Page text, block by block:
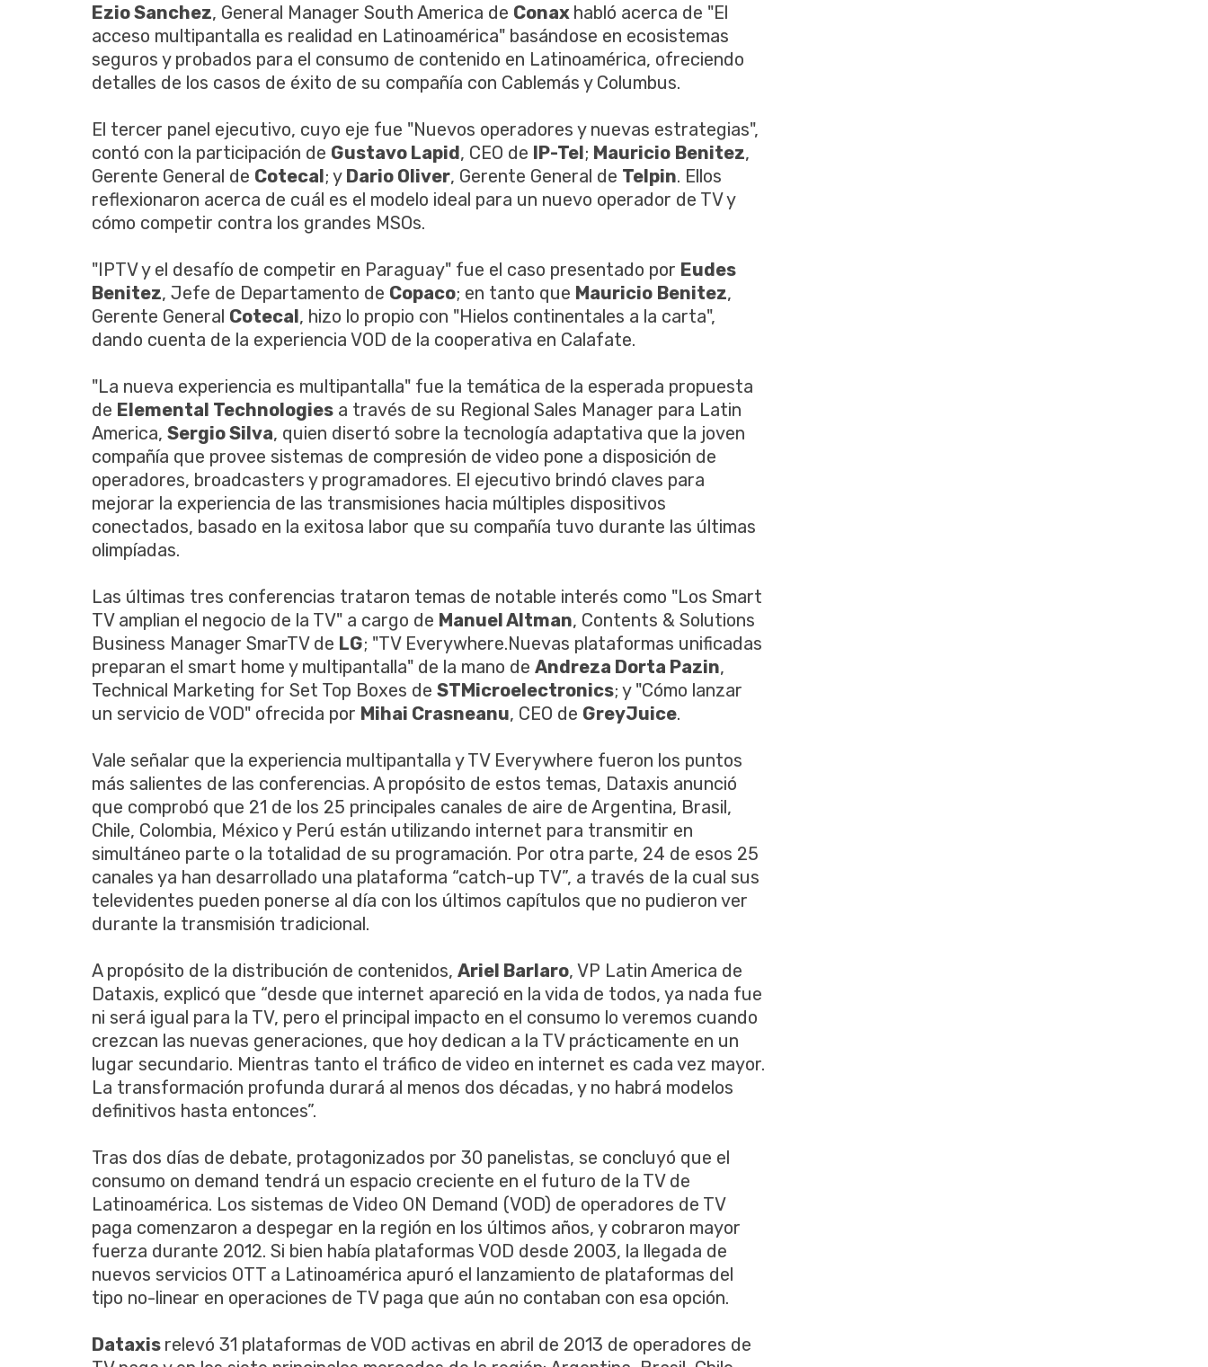
Ezio Sanchez, General Manager South America de Conax habló acerca de "El
acceso multipantalla es realidad en Latinoamérica" basándose en ecosistemas
seguros y probados para el consumo de contenido en Latinoamérica, ofreciendo
detalles de los casos de éxito de su compañía con Cablemás y Columbus.
El tercer panel ejecutivo, cuyo eje fue "Nuevos operadores y nuevas estrategias",
contó con la participación de Gustavo Lapid, CEO de IP-Tel; Mauricio Benitez,
Gerente General de Cotecal; y Dario Oliver, Gerente General de Telpin. Ellos
reflexionaron acerca de cuál es el modelo ideal para un nuevo operador de TV y
cómo competir contra los grandes MSOs.
"IPTV y el desafío de competir en Paraguay" fue el caso presentado por Eudes
Benitez, Jefe de Departamento de Copaco; en tanto que Mauricio Benitez,
Gerente General Cotecal, hizo lo propio con "Hielos continentales a la carta",
dando cuenta de la experiencia VOD de la cooperativa en Calafate.
"La nueva experiencia es multipantalla" fue la temática de la esperada propuesta
de Elemental Technologies a través de su Regional Sales Manager para Latin
America, Sergio Silva, quien disertó sobre la tecnología adaptativa que la joven
compañía que provee sistemas de compresión de video pone a disposición de
operadores, broadcasters y programadores. El ejecutivo brindó claves para
mejorar la experiencia de las transmisiones hacia múltiples dispositivos
conectados, basado en la exitosa labor que su compañía tuvo durante las últimas
olimpíadas.
Las últimas tres conferencias trataron temas de notable interés como "Los Smart
TV amplian el negocio de la TV" a cargo de Manuel Altman, Contents & Solutions
Business Manager SmarTV de LG; "TV Everywhere.Nuevas plataformas unificadas
preparan el smart home y multipantalla" de la mano de Andreza Dorta Pazin,
Technical Marketing for Set Top Boxes de STMicroelectronics; y "Cómo lanzar
un servicio de VOD" ofrecida por Mihai Crasneanu, CEO de GreyJuice.
Vale señalar que la experiencia multipantalla y TV Everywhere fueron los puntos
más salientes de las conferencias. A propósito de estos temas, Dataxis anunció
que comprobó que 21 de los 25 principales canales de aire de Argentina, Brasil,
Chile, Colombia, México y Perú están utilizando internet para transmitir en
simultáneo parte o la totalidad de su programación. Por otra parte, 24 de esos 25
canales ya han desarrollado una plataforma “catch-up TV”, a través de la cual sus
televidentes pueden ponerse al día con los últimos capítulos que no pudieron ver
durante la transmisión tradicional.
A propósito de la distribución de contenidos, Ariel Barlaro, VP Latin America de
Dataxis, explicó que “desde que internet apareció en la vida de todos, ya nada fue
ni será igual para la TV, pero el principal impacto en el consumo lo veremos cuando
crezcan las nuevas generaciones, que hoy dedican a la TV prácticamente en un
lugar secundario. Mientras tanto el tráfico de video en internet es cada vez mayor.
La transformación profunda durará al menos dos décadas, y no habrá modelos
definitivos hasta entonces”.
Tras dos días de debate, protagonizados por 30 panelistas, se concluyó que el
consumo on demand tendrá un espacio creciente en el futuro de la TV de
Latinoamérica. Los sistemas de Video ON Demand (VOD) de operadores de TV
paga comenzaron a despegar en la región en los últimos años, y cobraron mayor
fuerza durante 2012. Si bien había plataformas VOD desde 2003, la llegada de
nuevos servicios OTT a Latinoamérica apuró el lanzamiento de plataformas del
tipo no-linear en operaciones de TV paga que aún no contaban con esa opción.
Dataxis relevó 31 plataformas de VOD activas en abril de 2013 de operadores de